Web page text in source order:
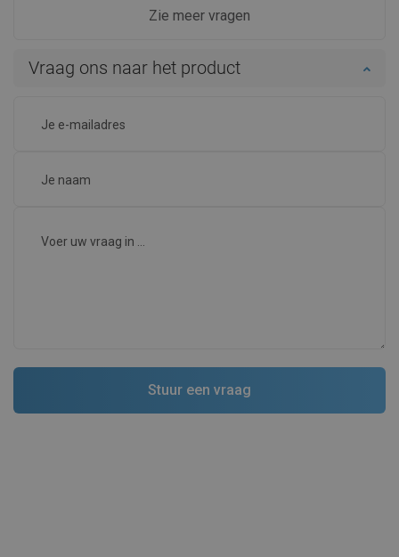
Zie meer vragen
Vraag ons naar het product